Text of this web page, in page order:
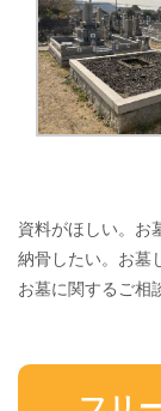
資料がほしい。お
納骨したい。お墓
お墓に関するご相